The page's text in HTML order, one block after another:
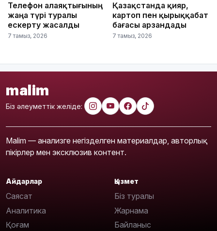
Телефон алаяқтығының
жаңа түрі туралы
ескерту жасалды
7 тамыз, 2026
Қазақстанда қияр,
картоп пен қырыққабат
бағасы арзандады
7 тамыз, 2026
malim
Біз әлеуметтік желіде:
Malim — анализге негізделген материалдар, авторлық
пікірлер мен эксклюзив контент.
Айдарлар
Саясат
Аналитика
Қоғам
Қызмет
Біз туралы
Жарнама
Байланыс